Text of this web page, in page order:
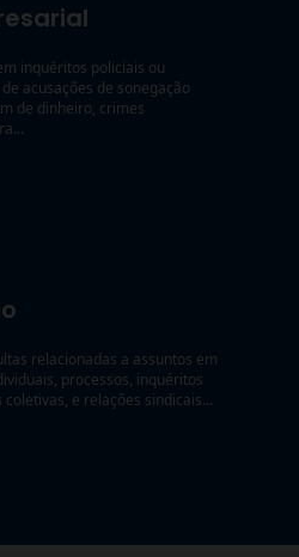
inquéritos policiais ou
acusações de sonegação
de dinheiro, crimes
relacionadas a assuntos em
processos, inquéritos
e relações sindicais...